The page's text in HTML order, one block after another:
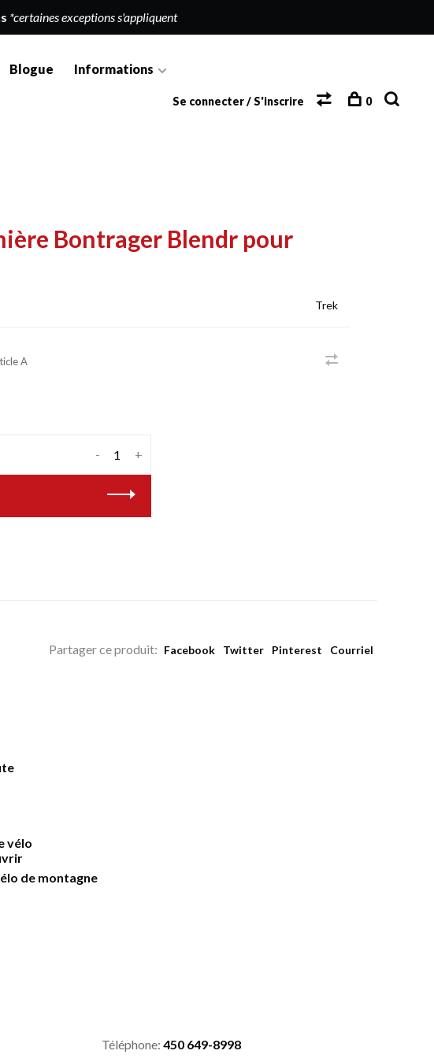
*certaines exceptions s'appliquent
Blogue Informations
Se connecter / S'inscrire 0
Bontrager Blendr pour
Trek
A
+
-
Partager ce produit: Facebook Twitter Pinterest Courriel
vélo
de montagne
Téléphone: 450 649-8998